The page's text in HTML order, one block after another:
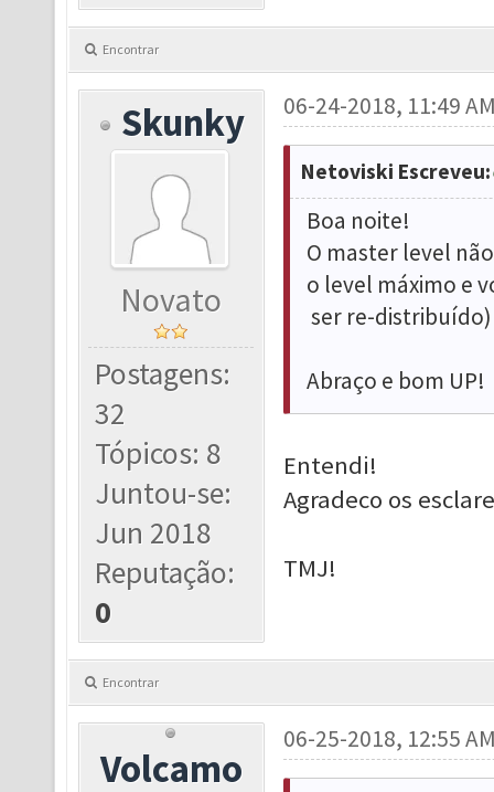
Encontrar
Skunky
Novato
Postagens:
32
Tópicos: 8
Juntou-se:
Jun 2018
Reputação:
0
06-24-2018, 11:49
Netoviski Escreveu:
Boa noite!
O master level
o level máximo e
ser re-distribuído)
Abraço e bom UP!
Entendi!
Agradeco os
TMJ!
Encontrar
Volcamo
06-25-2018, 12:55